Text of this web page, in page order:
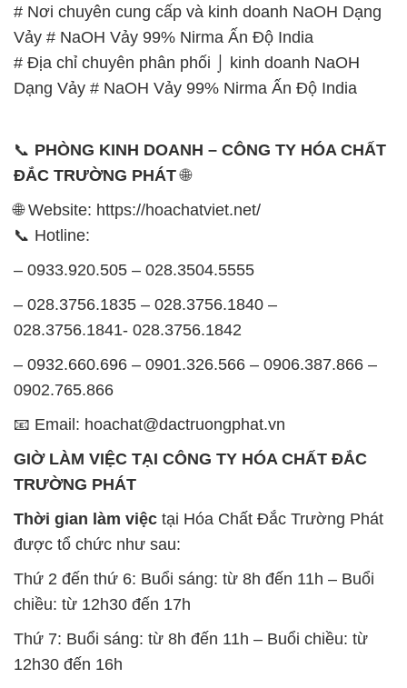
# Nơi chuyên cung cấp và kinh doanh NaOH Dạng
Vảy # NaOH Vảy 99% Nirma Ấn Độ India
# Địa chỉ chuyên phân phối ⌡ kinh doanh NaOH
Dạng Vảy # NaOH Vảy 99% Nirma Ấn Độ India
📞 PHÒNG KINH DOANH – CÔNG TY HÓA CHẤT
ĐẮC TRƯỜNG PHÁT🌐
🌐 Website: https://hoachatviet.net/
📞 Hotline:
– 0933.920.505 – 028.3504.5555
– 028.3756.1835 – 028.3756.1840 –
028.3756.1841- 028.3756.1842
– 0932.660.696 – 0901.326.566 – 0906.387.866 –
0902.765.866
📧 Email: hoachat@dactruongphat.vn
GIỜ LÀM VIỆC TẠI CÔNG TY HÓA CHẤT ĐẮC
TRƯỜNG PHÁT
Thời gian làm việc tại Hóa Chất Đắc Trường Phát
được tổ chức như sau:
Thứ 2 đến thứ 6: Buổi sáng: từ 8h đến 11h – Buổi
chiều: từ 12h30 đến 17h
Thứ 7: Buổi sáng: từ 8h đến 11h – Buổi chiều: từ
12h30 đến 16h